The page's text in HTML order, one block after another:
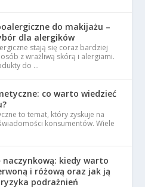
do makijażu –
dla alergików
stają się coraz bardziej
z wrażliwą skórą i alergiami.
do …
co warto wiedzieć
to temat, który zyskuje na
konsumentów. Wiele
naczynkową: kiedy warto
i różową oraz jak ją
podrażnień